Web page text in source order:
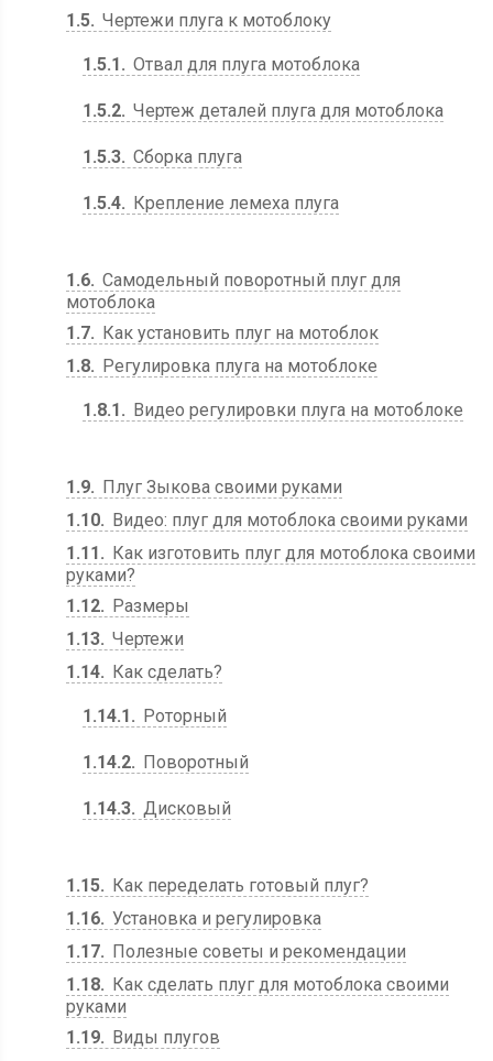
1.5 Чертежи плуга к мотоблоку
1.5.1 Отвал для плуга мотоблока
1.5.2 Чертеж деталей плуга для мотоблока
1.5.3 Сборка плуга
1.5.4 Крепление лемеха плуга
1.6 Самодельный поворотный плуг для
мотоблока
1.7
Как установить плуг на мотоблок
1.8
Регулировка плуга на мотоблоке
1.8.1 Видео регулировки плуга на мотоблоке
1.9
Плуг Зыкова своими руками
1.10
Видео: плуг для мотоблока своими руками
1.11
Как изготовить плуг для мотоблока своими
руками?
1.12
Размеры
1.13 Чертежи
1.14
Как сделать?
1.14.1 Роторный
1.14.2 Поворотный
1.14.3 Дисковый
1.15
Как переделать готовый плуг?
1.16 Установка и регулировка
1.17
Полезные советы и рекомендации
1.18
Как сделать плуг для мотоблока своими
руками
1.19
Виды плугов